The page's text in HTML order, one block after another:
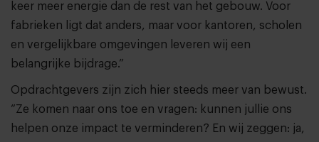
keer meer energie dan de rest van het gebouw. Voor
fabrieken ligt dat anders, maar voor kantoren, scholen
en vergelijkbare omgevingen leveren wij een
belangrijke bijdrage.”
Opdrachtgevers zijn zich hier steeds meer van bewust.
“Ze komen naar ons toe en vragen: kunnen jullie ons
helpen onze impact te verminderen? En wij zeggen: ja,